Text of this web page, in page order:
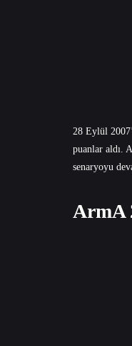
28 Eylül
puanlar aldı.
senaryoyu
ArmA